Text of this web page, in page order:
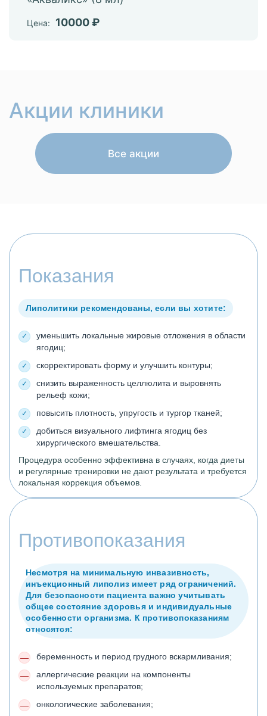
Цена: 10000 ₽
Акции клиники
Все акции
Показания
Липолитики рекомендованы, если вы хотите:
уменьшить локальные жировые отложения в области
ягодиц;
скорректировать форму и улучшить контуры;
снизить выраженность целлюлита и выровнять
рельеф кожи;
повысить плотность, упругость и тургор тканей;
добиться визуального лифтинга ягодиц без
хирургического вмешательства.
Процедура особенно эффективна в случаях, когда диеты
и регулярные тренировки не дают результата и требуется
локальная коррекция объемов.
Противопоказания
Несмотря на минимальную инвазивность,
инъекционный липолиз имеет ряд ограничений.
Для безопасности пациента важно учитывать
общее состояние здоровья и индивидуальные
особенности организма. К противопоказаниям
относятся:
беременность и период грудного вскармливания;
аллергические реакции на компоненты
используемых препаратов;
онкологические заболевания;